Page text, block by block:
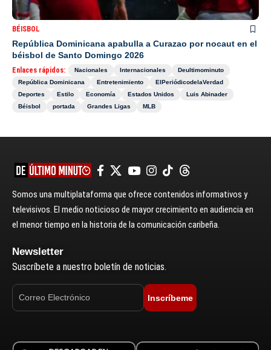
BÉISBOL
República Dominicana apabulla a Curazao por nocaut en el
béisbol de Santo Domingo 2026
Enlaces rápidos: Nacionales Internacionales
Deultimominuto
República Dominicana
Entretenimiento
ElPeriódicodelaVerdad
Deportes
Estilo Economía Estados Unidos
Luis Abinader
Béisbol
portada Grandes Ligas MLB
Somos una multiplataforma que ofrece contenidos informativos y
televisivos. El medio noticioso de mayor crecimiento en audiencia en
el menor tiempo en la historia de la comunicación caribeña.
Newsletter
Suscríbete a nuestro boletín de noticias.
Inscríbeme